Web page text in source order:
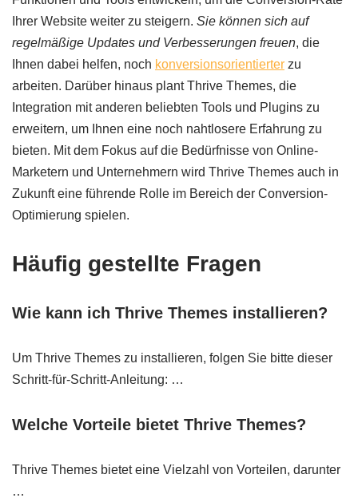
Ihrer Website weiter zu steigern. Sie können sich auf
regelmäßige Updates und Verbesserungen freuen, die
Ihnen dabei helfen, noch konversionsorientierter zu
arbeiten. Darüber hinaus plant Thrive Themes, die
Integration mit anderen beliebten Tools und Plugins zu
erweitern, um Ihnen eine noch nahtlosere Erfahrung zu
bieten. Mit dem Fokus auf die Bedürfnisse von Online-
Marketern und Unternehmern wird Thrive Themes auch in
Zukunft eine führende Rolle im Bereich der Conversion-
Optimierung spielen.
Häufig gestellte Fragen
Wie kann ich Thrive Themes installieren?
Um Thrive Themes zu installieren, folgen Sie bitte dieser
Schritt-für-Schritt-Anleitung: …
Welche Vorteile bietet Thrive Themes?
Thrive Themes bietet eine Vielzahl von Vorteilen, darunter
…